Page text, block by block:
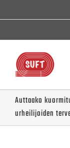
Auttaako
urheilijoiden